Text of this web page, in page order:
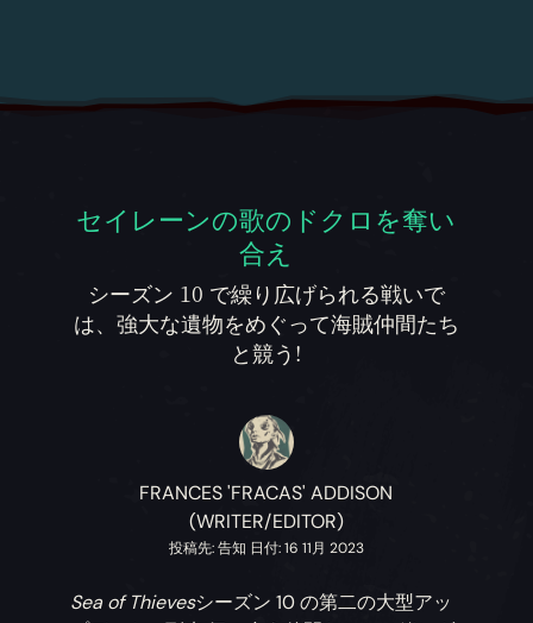
セイレーンの歌のドクロを奪い
合え
シーズン 10 で繰り広げられる戦いで
は、強大な遺物をめぐって海賊仲間たち
と競う!
FRANCES 'FRACAS' ADDISON
(WRITER/EDITOR)
投稿先: 告知 日付: 16 11月 2023
Sea of Thievesシーズン 10 の第二の大型アッ